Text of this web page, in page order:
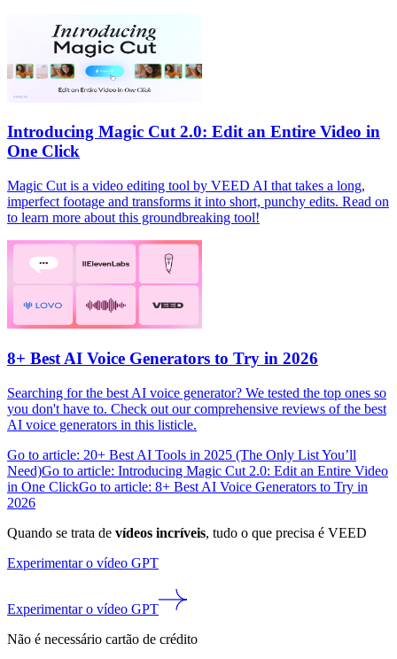
Introducing Magic Cut 2.0: Edit an Entire Video in
One Click
Magic Cut is a video editing tool by VEED AI that takes a long,
imperfect footage and transforms it into short, punchy edits. Read on
to learn more about this groundbreaking tool!
8+ Best AI Voice Generators to Try in 2026
Searching for the best AI voice generator? We tested the top ones so
you don't have to. Check out our comprehensive reviews of the best
AI voice generators in this listicle.
Go to article: 20+ Best AI Tools in 2025 (The Only List You’ll
Need)Go to article: Introducing Magic Cut 2.0: Edit an Entire Video
in One ClickGo to article: 8+ Best AI Voice Generators to Try in
2026
Quando se trata de vídeos incríveis, tudo o que precisa é VEED
Experimentar o vídeo GPT
Experimentar o vídeo GPT
Não é necessário cartão de crédito